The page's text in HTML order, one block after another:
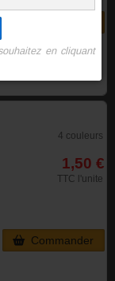
4 couleurs
1,50 €
TTC l'unite
Commander